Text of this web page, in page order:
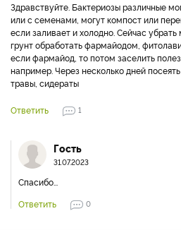
Здравствуйте. Бактериозы различные
или с семенами, могут компост или
если заливает и холодно. Сейчас
грунт обработать фармайодом,
если фармайод, то потом заселить
например. Через несколько дней
травы, сидераты
Ответить 1
Гость
31.07.2023
Спасибо...
Ответить
0